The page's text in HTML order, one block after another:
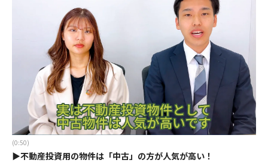
(0:50)
▶不動産投資用の物件は「中古」の方が人気が高い！